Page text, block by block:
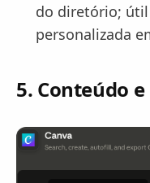
do diretório;
personalizada
5. Conteúdo